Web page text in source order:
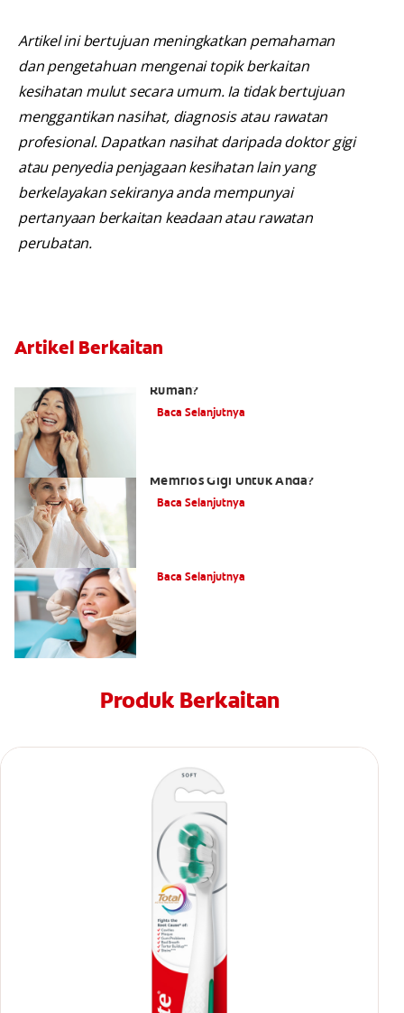
Artikel ini bertujuan meningkatkan pemahaman
dan pengetahuan mengenai topik berkaitan
kesihatan mulut secara umum. Ia tidak bertujuan
menggantikan nasihat, diagnosis atau rawatan
profesional. Dapatkan nasihat daripada doktor gigi
atau penyedia penjagaan kesihatan lain yang
berkelayakan sekiranya anda mempunyai
pertanyaan berkaitan keadaan atau rawatan
perubatan.
Artikel Berkaitan
Rumah?
Baca Selanjutnya
Memflos Gigi Untuk Anda?
Baca Selanjutnya
Baca Selanjutnya
Produk Berkaitan